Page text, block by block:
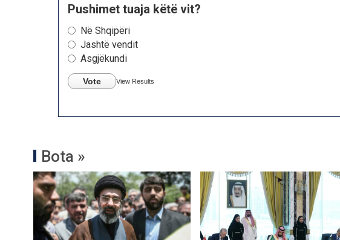
Pushimet tuaja këtë vit?
Në Shqipëri
Jashtë vendit
Asgjëkundi
Vote View Results
Bota »